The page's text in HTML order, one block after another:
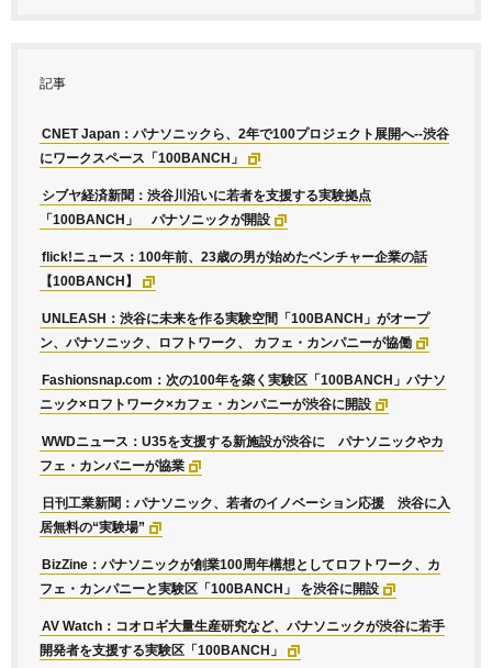
記事
CNET Japan：パナソニックら、2年で100プロジェクト展開へ--渋谷
にワークスペース「100BANCH」
シブヤ経済新聞：渋谷川沿いに若者を支援する実験拠点
「100BANCH」 パナソニックが開設
flick!ニュース：100年前、23歳の男が始めたベンチャー企業の話
【100BANCH】
UNLEASH：渋谷に未来を作る実験空間「100BANCH」がオープ
ン、パナソニック、ロフトワーク、 カフェ・カンパニーが協働
Fashionsnap.com：次の100年を築く実験区「100BANCH」パナソ
ニック×ロフトワーク×カフェ・カンパニーが渋谷に開設
WWDニュース：U35を支援する新施設が渋谷に パナソニックやカ
フェ・カンパニーが協業
日刊工業新聞：パナソニック、若者のイノベーション応援 渋谷に入
居無料の“実験場”
BizZine：パナソニックが創業100周年構想としてロフトワーク、カ
フェ・カンパニーと実験区「100BANCH」 を渋谷に開設
AV Watch：コオロギ大量生産研究など、パナソニックが渋谷に若手
開発者を支援する実験区「100BANCH」